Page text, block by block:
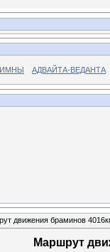
АДВАЙТА-ВЕДАНТА
движения браминов
Маршрут